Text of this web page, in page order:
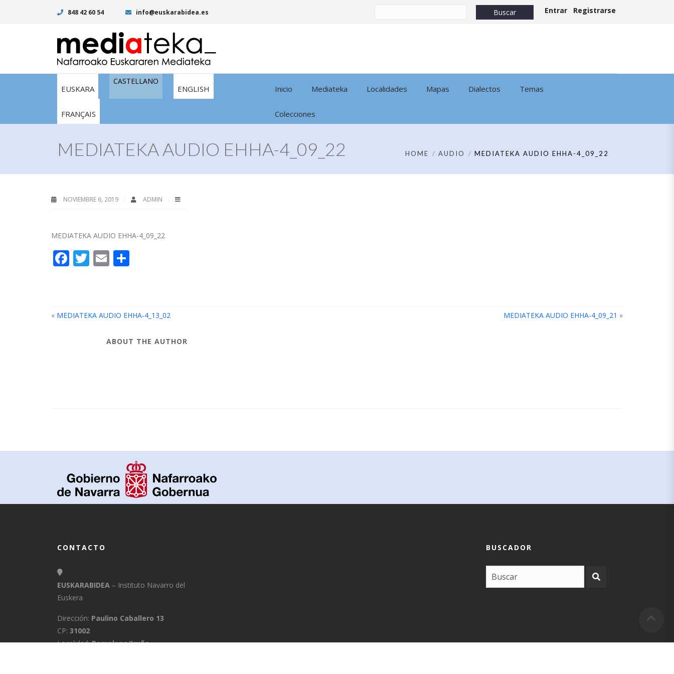
848 42 60 54 info@euskarabidea.es Entrar Registrarse
EUSKARA
CASTELLANO
ENGLISH
FRANÇAIS
Inicio Mediateka Localidades Mapas Dialectos Temas
Colecciones
MEDIATEKA AUDIO EHHA-4_09_22 HOME AUDIO MEDIATEKA AUDIO EHHA-4_09_22
NOVIEMBRE 6, 2019 ADMIN
MEDIATEKA AUDIO EHHA-4_09_22
Facebook
Twitter
Email
« MEDIATEKA AUDIO EHHA-4_13_02 MEDIATEKA AUDIO EHHA-4_09_21 »
ABOUT THE AUTHOR
CONTACTO
EUSKARABIDEA – Instituto Navarro del
Euskera
Dirección: Paulino Caballero 13
CP: 31002
Localidad:Pamplona/Iruña
BUSCADOR